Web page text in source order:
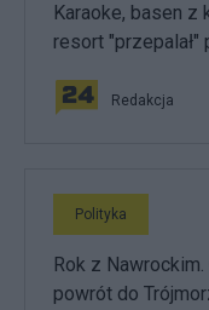
Karaoke, basen z
resort
Redakcja
Polityka
Rok z
powrót do